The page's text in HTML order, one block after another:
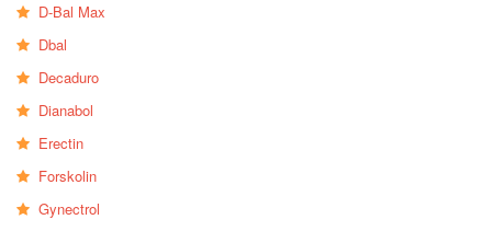
D-Bal Max
Dbal
Decaduro
Dianabol
Erectin
Forskolin
Gynectrol